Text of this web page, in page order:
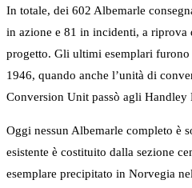
In totale, dei 602 Albemarle
in azione e 81 in incidenti, a riprova
progetto. Gli ultimi esemplari
1946, quando anche l’unità di
Conversion Unit passò agli Handley
Oggi nessun Albemarle completo è
esistente è costituito dalla sezione
esemplare precipitato in Norvegia